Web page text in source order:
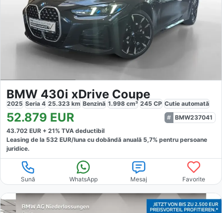
BMW 430i xDrive Coupe
2025 Seria 4 25.323 km Benzină 1.998 cm³ 245 CP Cutie automată
52.879 EUR
BMW237041
43.702 EUR + 21% TVA deductibil
Leasing de la 532 EUR/luna cu dobăndă anuală 5,7% pentru persoane
juridice.
Sună WhatsApp Mesaj Favorite